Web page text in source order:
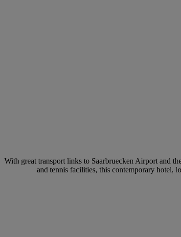
With great transport links to Saarbruecken Airport and
and tennis facilities, this contemporary hotel,